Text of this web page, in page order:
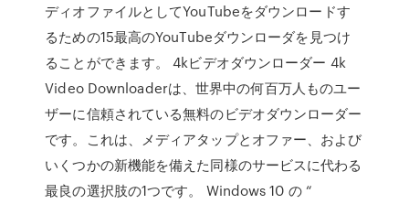
ディオファイルとしてYouTubeをダウンロードす
るための15最高のYouTubeダウンローダを見つけ
ることができます。 4kビデオダウンローダー 4k
Video Downloaderは、世界中の何百万人ものユー
ザーに信頼されている無料のビデオダウンローダー
です。これは、メディアタップとオファー、および
いくつかの新機能を備えた同様のサービスに代わる
最良の選択肢の1つです。 Windows 10 の “